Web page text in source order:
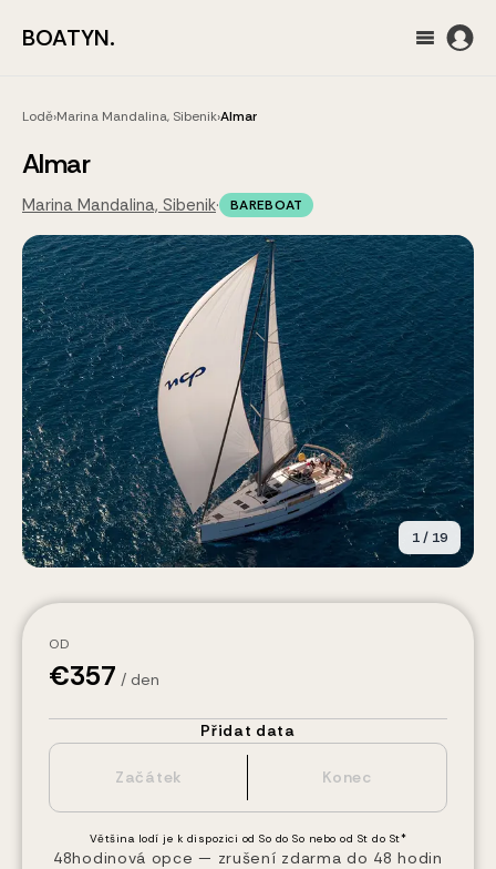
BOATYN.
Lodě›Marina Mandalina, Sibenik›Almar
Almar
Marina Mandalina, Sibenik· BAREBOAT
1/ 19
OD
€357 / den
Přidat data
Většina lodí je k dispozici od So do So nebo od St do St*
48hodinová opce — zrušení zdarma do 48 hodin